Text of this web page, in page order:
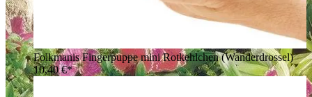
Folkmanis Fingerpuppe mini Rotkehlchen (Wanderdrossel)
10,40 €*